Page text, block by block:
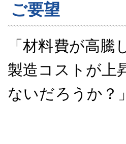
ご要望
「材料費が高
製造コストが上
ないだろうか？」